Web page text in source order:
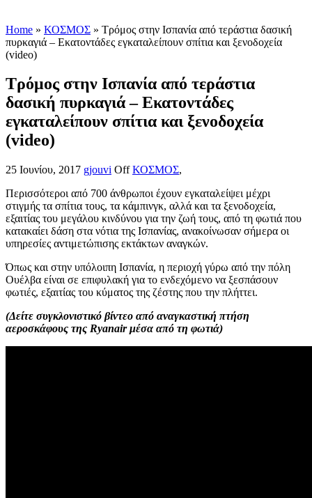
Home » ΚΟΣΜΟΣ » Τρόμος στην Ισπανία από τεράστια δασική
πυρκαγιά – Εκατοντάδες εγκαταλείπουν σπίτια και ξενοδοχεία
(video)
Τρόμος στην Ισπανία από τεράστια
δασική πυρκαγιά – Εκατοντάδες
εγκαταλείπουν σπίτια και ξενοδοχεία
(video)
25 Ιουνίου, 2017 gjouvi Off ΚΟΣΜΟΣ,
Περισσότεροι από 700 άνθρωποι έχουν εγκαταλείψει μέχρι
στιγμής τα σπίτια τους, τα κάμπινγκ, αλλά και τα ξενοδοχεία,
εξαιτίας του μεγάλου κινδύνου για την ζωή τους, από τη φωτιά που
κατακαίει δάση στα νότια της Ισπανίας, ανακοίνωσαν σήμερα οι
υπηρεσίες αντιμετώπισης εκτάκτων αναγκών.
Όπως και στην υπόλοιπη Ισπανία, η περιοχή γύρω από την πόλη
Ουέλβα είναι σε επιφυλακή για το ενδεχόμενο να ξεσπάσουν
φωτιές, εξαιτίας του κύματος της ζέστης που την πλήττει.
(Δείτε συγκλονιστικό βίντεο από αναγκαστική πτήση
αεροσκάφους της Ryanair μέσα από τη φωτιά)